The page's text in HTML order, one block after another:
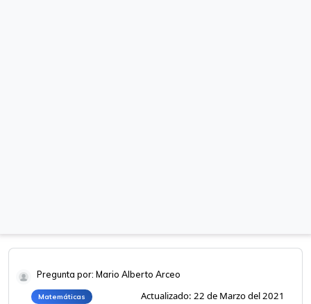
Pregunta por: Mario Alberto Arceo
Matemáticas Actualizado: 22 de Marzo del 2021